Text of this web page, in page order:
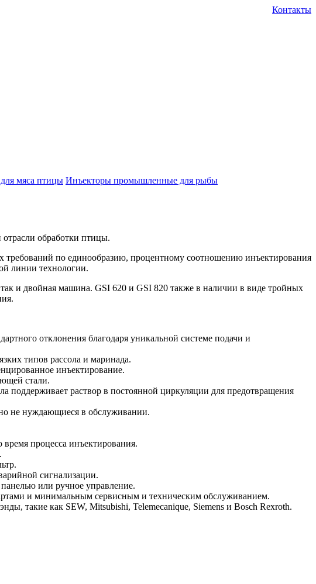
Контакты
мяса птицы Инъекторы промышленные для рыбы
отрасли обработки птицы.
требований по единообразию, процентному соотношению инъектирования
линии технологии.
и двойная машина. GSI 620 и GSI 820 также в наличии в виде тройных
отклонения благодаря уникальной системе подачи и
типов рассола и маринада.
инъектирование.
стали.
поддерживает раствор в постоянной циркуляции для предотвращения
не нуждающиеся в обслуживании.
процесса инъектирования.
сигнализации.
или ручное управление.
и минимальным сервисным и техническим обслуживанием.
такие как SEW, Mitsubishi, Telemecanique, Siemens и Bosch Rexroth.